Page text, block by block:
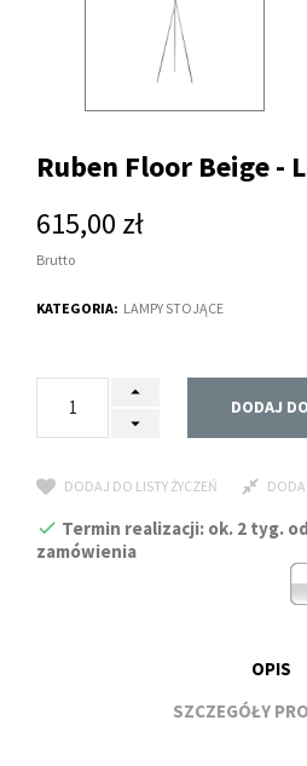
Ruben Floor Beige -
615,00 zł
Brutto
KATEGORIA: LAMPY STOJĄCE
DODAJ
DODAJ DO LISTY ŻYCZEŃ
Termin realizacji: ok. 2 tyg.
zamówienia
OPIS
SZCZEGÓŁY